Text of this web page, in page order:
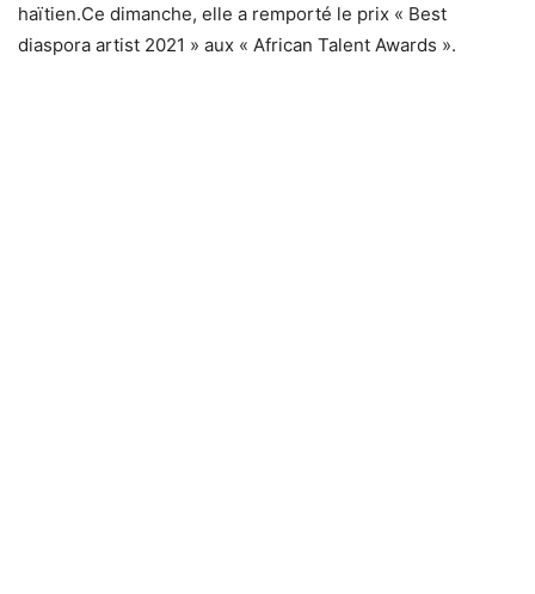
haïtien.Ce dimanche, elle a remporté le prix « Best
diaspora artist 2021 » aux « African Talent Awards ».